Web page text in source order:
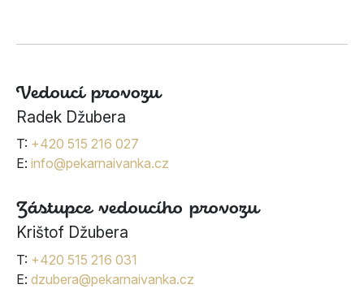
Vedoucí provozu
Radek Džubera
T: +420 515 216 027
E: info@pekarnaivanka.cz
Zástupce vedoucího provozu
Krištof Džubera
T: +420 515 216 031
E: dzubera@pekarnaivanka.cz